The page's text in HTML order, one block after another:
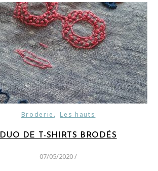
Broderie ,Les hauts
DUO DE T-SHIRTS BRODÉS
07/05/2020/